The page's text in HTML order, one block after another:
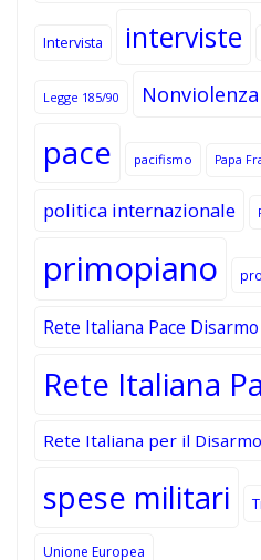
Intervista interviste
Legge 185/90 Nonviolenza
pace pacifismo Papa
politica internazionale
primopiano
Rete Italiana Pace Disarmo
Rete Italiana
Rete Italiana per il Disarmo
spese militari
Unione Europea